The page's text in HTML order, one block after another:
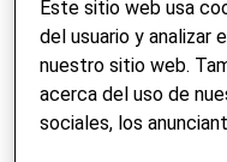
Este sitio web usa
del usuario y analizar
nuestro sitio web.
acerca del uso de
sociales, los